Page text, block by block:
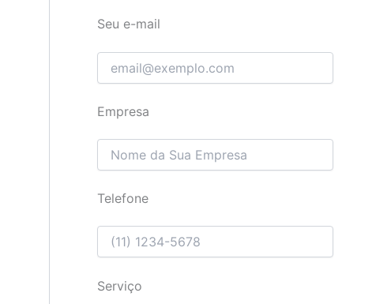
Seu e-mail
Empresa
Telefone
Serviço